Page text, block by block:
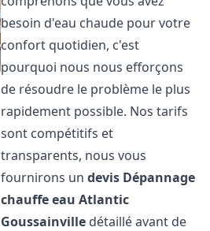
besoin d'eau chaude pour votre
confort quotidien, c'est
pourquoi nous nous efforçons
de résoudre le problème le plus
rapidement possible. Nos tarifs
sont compétitifs et
transparents, nous vous
fournirons undevis Dépannage
chauffe eau Atlantic
Goussainville détaillé avant de